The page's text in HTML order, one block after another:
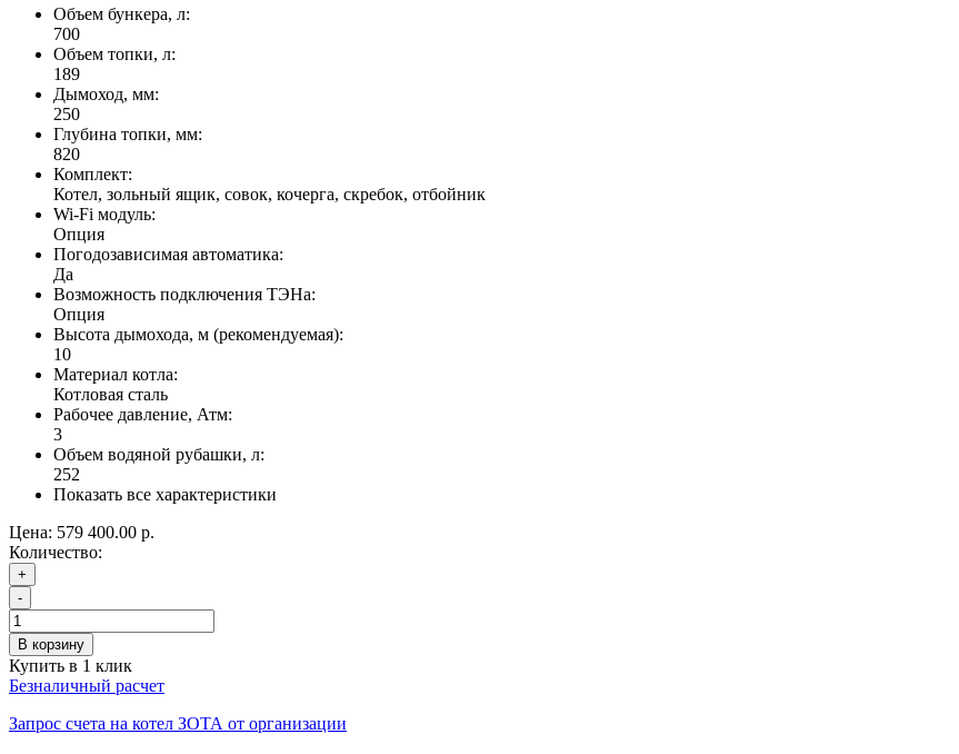
Объем бункера, л:
700
Объем топки, л:
189
Дымоход, мм:
250
Глубина топки, мм:
820
Комплект:
Котел, зольный ящик, совок, кочерга, скребок, отбойник
Wi-Fi модуль:
Опция
Погодозависимая автоматика:
Да
Возможность подключения ТЭНа:
Опция
Высота дымохода, м (рекомендуемая):
10
Материал котла:
Котловая сталь
Рабочее давление, Атм:
3
Объем водяной рубашки, л:
252
Показать все характеристики
Цена: 579 400.00 р.
Количество:
+
-
В корзину
Купить в 1 клик
Безналичный расчет
Запрос счета на котел ЗОТА от организации